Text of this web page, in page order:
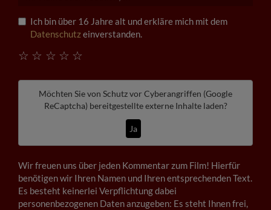
Ich bin über 16 Jahre alt und erkläre mich mit dem
Datenschutzeinverstanden.
☆
☆
☆
☆
☆
Möchten Sie von Schutz vor Cyberangriffen (Google
ReCaptcha) bereitgestellte externe Inhalte laden?
Ja
Wir freuen uns über jeden Kommentar zum Film! Hierfür
benötigen wir Ihren Namen und Ihren entsprechenden Text.
Es besteht keinerlei Verpflichtung dabei
personenbezogenen Daten anzugeben: Es steht Ihnen frei,